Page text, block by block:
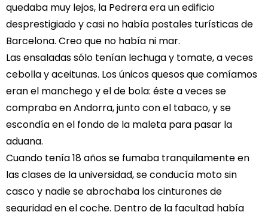
quedaba muy lejos, la Pedrera era un edificio
desprestigiado y casi no había postales turísticas de
Barcelona. Creo que no había ni mar.
Las ensaladas sólo tenían lechuga y tomate, a veces
cebolla y aceitunas. Los únicos quesos que comíamos
eran el manchego y el de bola: éste a veces se
compraba en Andorra, junto con el tabaco, y se
escondía en el fondo de la maleta para pasar la
aduana.
Cuando tenía 18 años se fumaba tranquilamente en
las clases de la universidad, se conducía moto sin
casco y nadie se abrochaba los cinturones de
seguridad en el coche. Dentro de la facultad había